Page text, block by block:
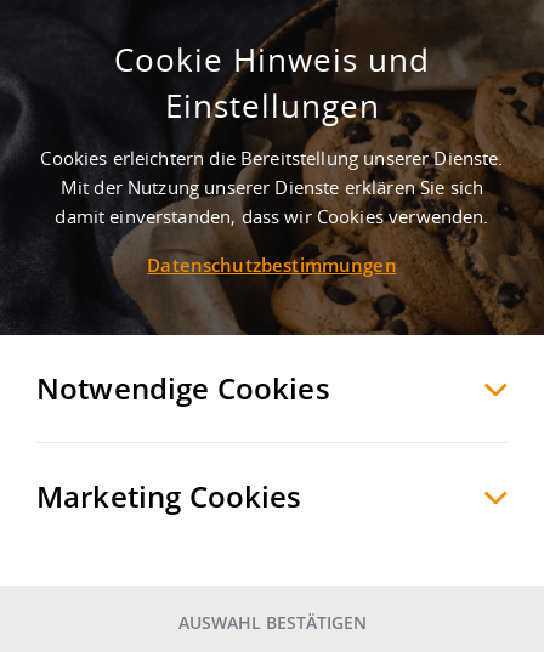
Gewerbegebiet Im Gründlein
Bad Kissingen, Deutschland
MERKEN VERGLEICHEN EXPORT PDF
Cookie Hinweis und
Einstellungen
Cookies erleichtern die Bereitstellung unserer Dienste.
Mit der Nutzung unserer Dienste erklären Sie sich
damit einverstanden, dass wir Cookies verwenden.
Datenschutzbestimmungen
Notwendige Cookies
Marketing Cookies
AUSWAHL BESTÄTIGEN